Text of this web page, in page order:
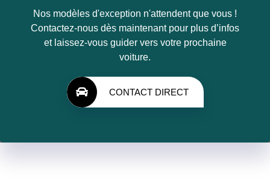
Nos modèles d'exception n'attendent que vous !
Contactez-nous dès maintenant pour plus d’infos
et laissez-vous guider vers votre prochaine
voiture.
CONTACT DIRECT